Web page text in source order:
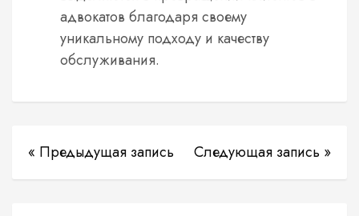
адвокатов благодаря своему
уникальному подходу и качеству
обслуживания.
« Предыдущая запись Следующая запись »